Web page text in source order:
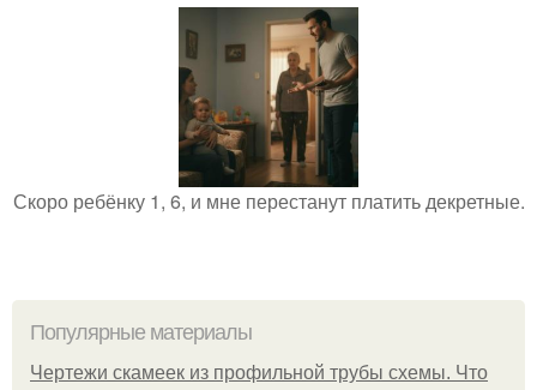
Скоро ребёнку 1, 6, и мне перестанут платить декретные.
Популярные материалы
Чертежи скамеек из профильной трубы схемы. Что